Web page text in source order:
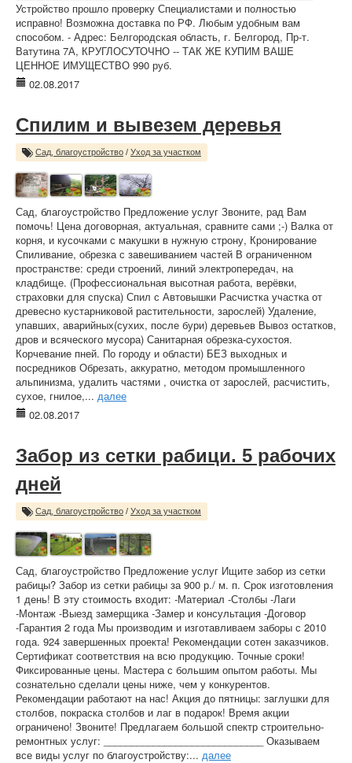
Устройство прошло проверку Специалистами и полностью
исправно! Возможна доставка по РФ. Любым удобным вам
способом. - Адрес: Белгородская область, г. Белгород, Пр-т.
Ватутина 7А, КРУГЛОСУТОЧНО -- ТАК ЖЕ КУПИМ ВАШЕ
ЦЕННОЕ ИМУЩЕСТВО 990 руб.
02.08.2017
Спилим и вывезем деревья
Сад, благоустройство / Уход за участком
Сад, благоустройство Предложение услуг Звоните, рад Вам
помочь! Цена договорная, актуальная, сравните сами ;-) Валка от
корня, и кусочками с макушки в нужную строну, Кронирование
Спиливание, обрезка с завешиванием частей В ограниченном
пространстве: среди строений, линий электропередач, на
кладбище. (Профессиональная высотная работа, верёвки,
страховки для спуска) Спил с Автовышки Расчистка участка от
древесно кустарниковой растительности, зарослей) Удаление,
упавших, аварийных(сухих, после бури) деревьев Вывоз остатков,
дров и всяческого мусора) Санитарная обрезка-сухостоя.
Корчевание пней. По городу и области) БЕЗ выходных и
посредников Обрезать, аккуратно, методом промышленного
альпинизма, удалить частями , очистка от зарослей, расчистить,
сухое, гнилое,... далее
02.08.2017
Забор из сетки рабици. 5 рабочих
дней
Сад, благоустройство / Уход за участком
Сад, благоустройство Предложение услуг Ищите забор из сетки
рабицы? Забор из сетки рабицы за 900 р./ м. п. Срок изготовления
1 день! В эту стоимость входит: -Материал -Столбы -Лаги
-Монтаж -Выезд замерщика -Замер и консультация -Договор
-Гарантия 2 года Мы производим и изготавливаем заборы с 2010
года. 924 завершенных проекта! Рекомендации сотен заказчиков.
Сертификат соответствия на всю продукцию. Точные сроки!
Фиксированные цены. Мастера с большим опытом работы. Мы
сознательно сделали цены ниже, чем у конкурентов.
Рекомендации работают на нас! Акция до пятницы: заглушки для
столбов, покраска столбов и лаг в подарок! Время акции
ограничено! Звоните! Предлагаем большой спектр строительно-
ремонтных услуг: _____________________________ Оказываем
все виды услуг по благоустройству:... далее